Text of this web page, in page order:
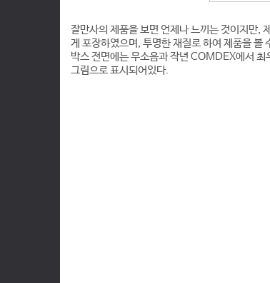
잘만사의 제품을 보면 언제나 느끼는 것이지만,
게 포장하였으며, 투명한 재질로 하여 제품을 볼
박스 전면에는 무소음과 작년 COMDEX에서 최
그림으로 표시되어있다.